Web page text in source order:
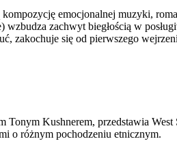
emocjonalnej muzyki,
zachwyt biegłością w
zakochuje się od pierwszego
Tonym Kushnerem, przedstawia
o różnym pochodzeniu etnicznym.